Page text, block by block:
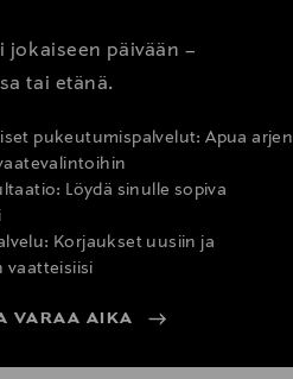
jokaiseen päivään –
tai etänä.
pukeutumispalvelut: Apua arjen
Löydä sinulle sopiva
Korjaukset uusiin ja
vaatteisiisi
VARAA AIKA